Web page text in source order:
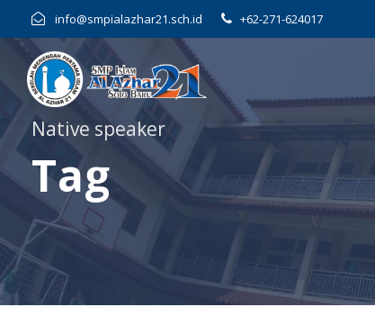
info@smpialazhar21.sch.id +62-271-624017
Native speaker
Tag